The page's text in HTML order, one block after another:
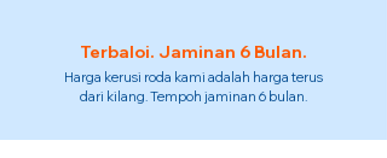
Terbaloi. Jaminan 6 Bulan.
Harga kerusi roda kami adalah harga terus
dari kilang. Tempoh jaminan 6 bulan.